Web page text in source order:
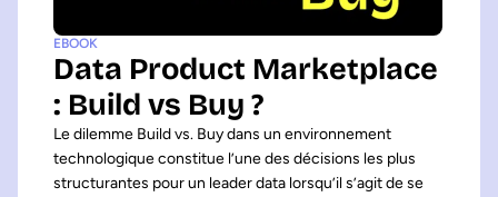
EBOOK
Data Product Marketplace
: Build vs Buy ?
Le dilemme Build vs. Buy dans un environnement
technologique constitue l’une des décisions les plus
structurantes pour un leader data lorsqu’il s’agit de se